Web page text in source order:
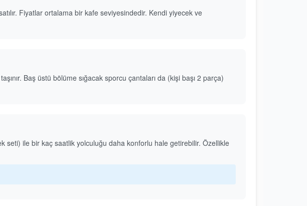
Fiyatlar ortalama bir kafe seviyesindedir. Kendi yiyecek ve
Baş üstü bölüme sığacak sporcu çantaları da (kişi başı 2 parça)
seti) ile bir kaç saatlik yolculuğu daha konforlu hale getirebilir. Özellikle